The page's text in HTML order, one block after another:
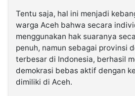
Tentu saja, hal ini menjadi
warga Aceh bahwa secara
menggunakan hak suaranya
penuh, namun sebagai provinsi
terbesar di Indonesia, berhasil
demokrasi bebas aktif dengan
dimiliki di Aceh.